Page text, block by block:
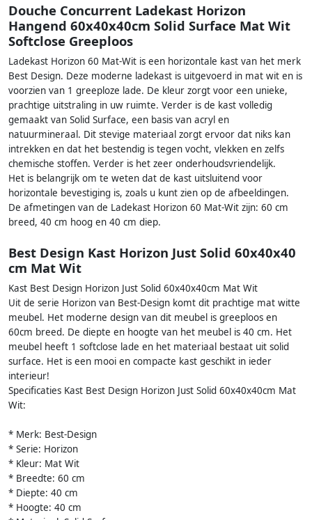
Douche Concurrent Ladekast Horizon
Hangend 60x40x40cm Solid Surface Mat Wit
Softclose Greeploos
Ladekast Horizon 60 Mat-Wit is een horizontale kast van het merk
Best Design. Deze moderne ladekast is uitgevoerd in mat wit en is
voorzien van 1 greeploze lade. De kleur zorgt voor een unieke,
prachtige uitstraling in uw ruimte. Verder is de kast volledig
gemaakt van Solid Surface, een basis van acryl en
natuurmineraal. Dit stevige materiaal zorgt ervoor dat niks kan
intrekken en dat het bestendig is tegen vocht, vlekken en zelfs
chemische stoffen. Verder is het zeer onderhoudsvriendelijk.
Het is belangrijk om te weten dat de kast uitsluitend voor
horizontale bevestiging is, zoals u kunt zien op de afbeeldingen.
De afmetingen van de Ladekast Horizon 60 Mat-Wit zijn: 60 cm
breed, 40 cm hoog en 40 cm diep.
Best Design Kast Horizon Just Solid 60x40x40
cm Mat Wit
Kast Best Design Horizon Just Solid 60x40x40cm Mat Wit
Uit de serie Horizon van Best-Design komt dit prachtige mat witte
meubel. Het moderne design van dit meubel is greeploos en
60cm breed. De diepte en hoogte van het meubel is 40 cm. Het
meubel heeft 1 softclose lade en het materiaal bestaat uit solid
surface. Het is een mooi en compacte kast geschikt in ieder
interieur!
Specificaties Kast Best Design Horizon Just Solid 60x40x40cm Mat
Wit:
* Merk: Best-Design
* Serie: Horizon
* Kleur: Mat Wit
* Breedte: 60 cm
* Diepte: 40 cm
* Hoogte: 40 cm